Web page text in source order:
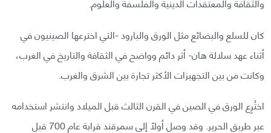
كان للسلع والبضائع مثل الورق والبارود -التي اخترعها الصينيون في
أثناء عهد سلالة هان- أثر دائم وواضح في الثقافة والتاريخ في الغرب،
وكانت من بين التجهيزات الأكثر تجارة بين الشرق والغرب.
اختُرِع الورق في الصين في القرن الثالث قبل الميلاد وانتشر استخدامه
عبر طريق الحرير. وقد وصل أولًا إلى سمرقند قرابة عام 700 قبل